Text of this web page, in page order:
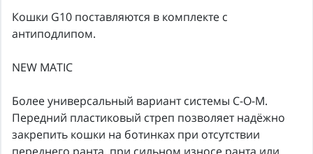
Кошки G10 поставляются в комплекте с
антиподлипом.
NEW MATIC
Более универсальный вариант системы С-О-М.
Передний пластиковый стреп позволяет надёжно
закрепить кошки на ботинках при отсутствии